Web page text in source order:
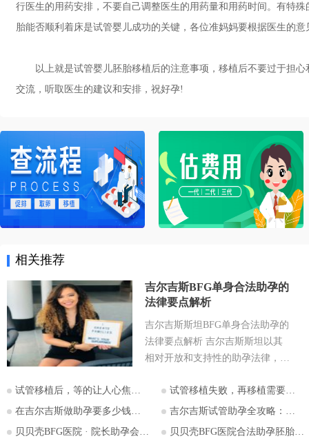
行医生的用药安排，不要自己调整医生的用药量和用药时间。有特
胎能否顺利着床是试管婴儿成功的关键，各位准妈妈要根据医生的
以上就是试管婴儿胚胎移植后的注意事项，移植后不要过于担心
交流，听取医生的建议和安排，祝好孕!
相关推荐
吉尔吉斯BFG单身合法助孕的
法律要点解析
吉尔吉斯斯坦BFG单身合法助孕的
法律要点解析 吉尔吉斯斯坦以其
相对开放和支持性的助孕法律，成
地。特别是对于希望通过助孕实现
为人父母梦想的单身人士，吉尔吉
斯斯坦的法律框架值得深入探讨。
试管移植后，等的让人心焦的胎心和胎芽，何时会出现？
试管移植失败，再移植需要注意哪些？
在吉尔吉斯做助孕要多少钱？2026比什凯克费用全公开，拒绝隐形消费
吉尔吉斯试管助孕全攻略：为什么越来越多的中国家庭选择比什凯克？
贝贝壳BFG医院 · 院长助孕会（济南站）
贝贝壳BFG医院合法助孕胚胎移植流程详解